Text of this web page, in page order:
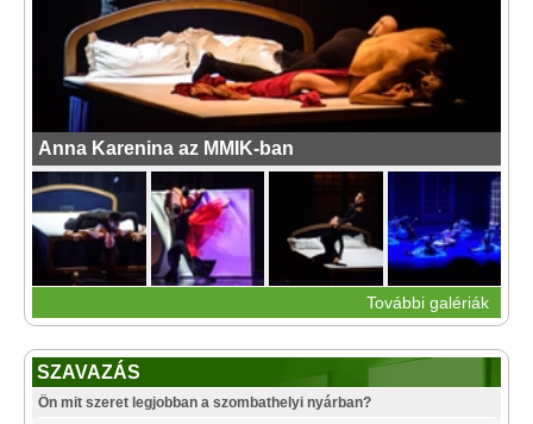
Anna Karenina az MMIK-ban
További galériák
SZAVAZÁS
Ön mit szeret legjobban a szombathelyi nyárban?